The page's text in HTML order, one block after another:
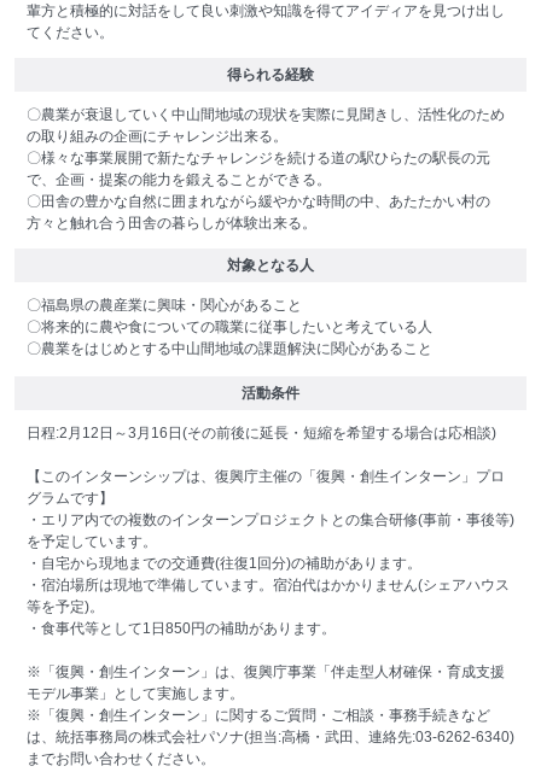
輩方と積極的に対話をして良い刺激や知識を得てアイディアを見つけ出し
てください。
得られる経験
〇農業が衰退していく中山間地域の現状を実際に見聞きし、活性化のため
の取り組みの企画にチャレンジ出来る。
〇様々な事業展開で新たなチャレンジを続ける道の駅ひらたの駅長の元
で、企画・提案の能力を鍛えることができる。
〇田舎の豊かな自然に囲まれながら緩やかな時間の中、あたたかい村の
方々と触れ合う田舎の暮らしが体験出来る。
対象となる人
〇福島県の農産業に興味・関心があること
〇将来的に農や食についての職業に従事したいと考えている人
〇農業をはじめとする中山間地域の課題解決に関心があること
活動条件
日程:2月12日～3月16日(その前後に延長・短縮を希望する場合は応相談)
【このインターンシップは、復興庁主催の「復興・創生インターン」プロ
グラムです】
・エリア内での複数のインターンプロジェクトとの集合研修(事前・事後等)
を予定しています。
・自宅から現地までの交通費(往復1回分)の補助があります。
・宿泊場所は現地で準備しています。宿泊代はかかりません(シェアハウス
等を予定)。
・食事代等として1日850円の補助があります。
※「復興・創生インターン」は、復興庁事業「伴走型人材確保・育成支援
モデル事業」として実施します。
※「復興・創生インターン」に関するご質問・ご相談・事務手続きなど
は、統括事務局の株式会社パソナ(担当:高橋・武田、連絡先:03-6262-6340)
までお問い合わせください。